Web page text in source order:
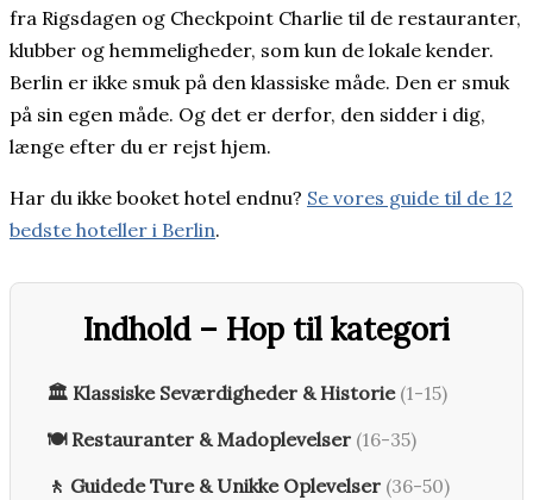
fra Rigsdagen og Checkpoint Charlie til de restauranter,
klubber og hemmeligheder, som kun de lokale kender.
Berlin er ikke smuk på den klassiske måde. Den er smuk
på sin egen måde. Og det er derfor, den sidder i dig,
længe efter du er rejst hjem.
Har du ikke booket hotel endnu? Se vores guide til de 12
bedste hoteller i Berlin.
Indhold – Hop til kategori
🏛️ Klassiske Seværdigheder & Historie (1-15)
🍽️ Restauranter & Madoplevelser (16-35)
🚶 Guidede Ture & Unikke Oplevelser (36-50)